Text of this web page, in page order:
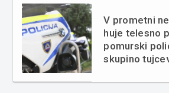
V prometni
huje telesno
pomurski
skupino